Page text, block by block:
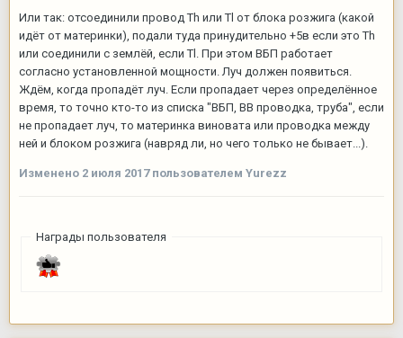
Или так: отсоединили провод Th или Tl от блока розжига (какой
идёт от материнки), подали туда принудительно +5в если это Th
или соединили с землёй, если Tl. При этом ВБП работает
согласно установленной мощности. Луч должен появиться.
Ждём, когда пропадёт луч. Если пропадает через определённое
время, то точно кто-то из списка "ВБП, ВВ проводка, труба", если
не пропадает луч, то материнка виновата или проводка между
ней и блоком розжига (навряд ли, но чего только не бывает...).
Изменено 2 июля 2017пользователем Yurezz
Награды пользователя